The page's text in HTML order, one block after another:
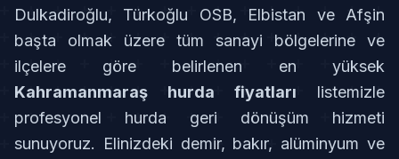
Dulkadiroğlu, Türkoğlu OSB, Elbistan ve Afşin
başta olmak üzere tüm sanayi bölgelerine ve
ilçelere göre belirlenen en yüksek
Kahramanmaraş hurda fiyatları listemizle
profesyonel hurda geri dönüşüm hizmeti
sunuyoruz. Elinizdeki demir, bakır, alüminyum ve